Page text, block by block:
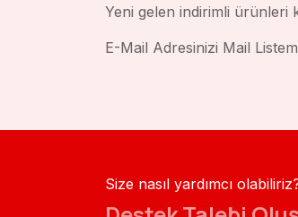
Yeni gelen indirimli ürünleri
E-Mail Adresinizi Mail
Size nasıl yardımcı